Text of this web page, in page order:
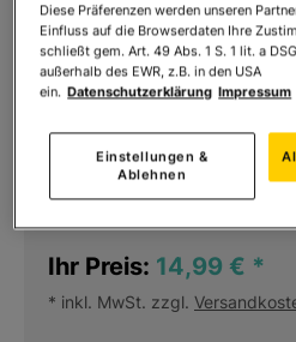
Glücksorte in und um
2210
Sofort lieferbar
Ihr Preis: 14,99 € *
* inkl. MwSt. zzgl.
Diese Präferenzen werden unseren
Einfluss auf die Browserdaten Ihre
schließt gem. Art. 49 Abs. 1 S. 1 lit. a
außerhalb des EWR, z.B. in den USA
ein. Datenschutzerklärung Impressum
Einstellungen &
Ablehnen